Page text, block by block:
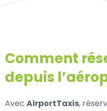
Comment
depuis
Avec AirportTaxis,